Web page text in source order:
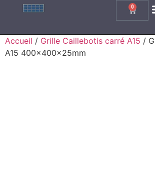
0
Accueil / Grille Caillebotis carré A15 /
A15 400x400x25mm